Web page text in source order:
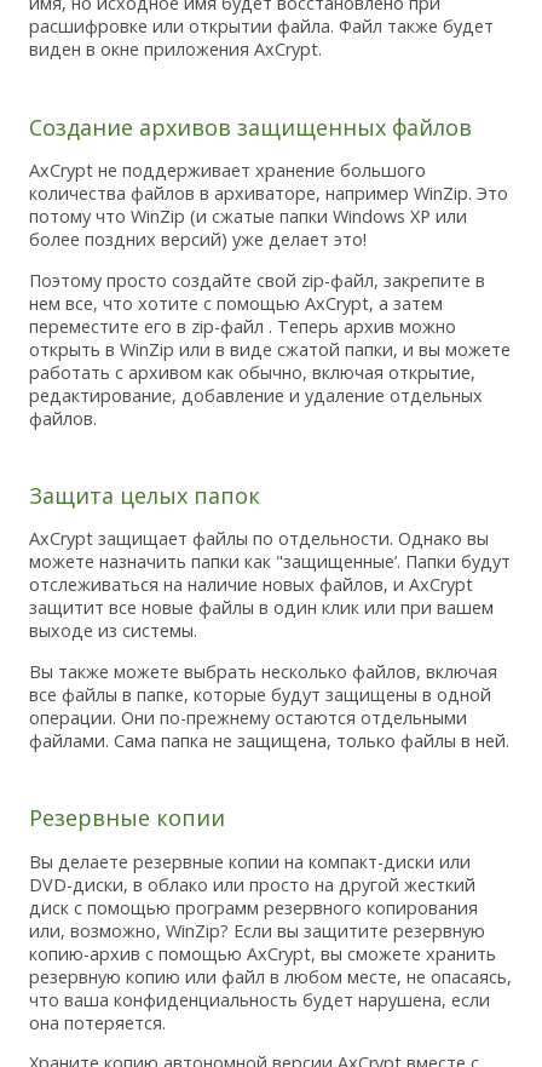
расшифровке или открытии файла. Файл также будет
виден в окне приложения AxCrypt.
Создание архивов защищенных файлов
AxCrypt не поддерживает хранение большого
количества файлов в архиваторе, например WinZip. Это
потому что WinZip (и сжатые папки Windows XP или
более поздних версий) уже делает это!
Поэтому просто создайте свой zip-файл, закрепите в
нем все, что хотите с помощью AxCrypt, а затем
переместите его в zip-файл . Теперь архив можно
открыть в WinZip или в виде сжатой папки, и вы можете
работать с архивом как обычно, включая открытие,
редактирование, добавление и удаление отдельных
файлов.
Защита целых папок
AxCrypt защищает файлы по отдельности. Однако вы
можете назначить папки как "защищенные’. Папки будут
отслеживаться на наличие новых файлов, и AxCrypt
защитит все новые файлы в один клик или при вашем
выходе из системы.
Вы также можете выбрать несколько файлов, включая
все файлы в папке, которые будут защищены в одной
операции. Они по-прежнему остаются отдельными
файлами. Сама папка не защищена, только файлы в ней.
Резервные копии
Вы делаете резервные копии на компакт-диски или
DVD-диски, в облако или просто на другой жесткий
диск с помощью программ резервного копирования
или, возможно, WinZip? Если вы защитите резервную
копию-архив с помощью AxCrypt, вы сможете хранить
резервную копию или файл в любом месте, не опасаясь,
что ваша конфиденциальность будет нарушена, если
она потеряется.